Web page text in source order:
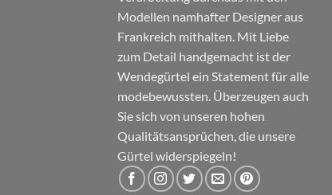
Modellen namhafter Designer aus
Frankreich mithalten. Mit Liebe
zum Detail handgemacht ist der
Wendegürtel ein Statement für alle
modebewussten. Überzeugen auch
Sie sich von unseren hohen
Qualitätsansprüchen, die unsere
Gürtel widerspiegeln!